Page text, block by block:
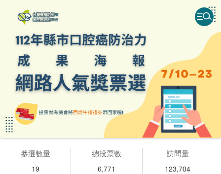
參選數量
19
總投票數
6,771
訪問量
123,704